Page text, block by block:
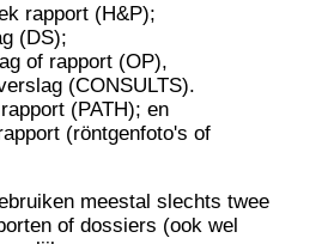
rapport (H&P);
(DS);
of rapport (OP),
(CONSULTS).
(PATH); en
(röntgenfoto's of
meestal slechts twee
of dossiers (ook wel